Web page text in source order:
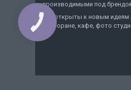
производимыми под
Мы открыты к новым идеям
ресторане, кафе, фото
КНОПКА
ЗВ'ЯЗКУ